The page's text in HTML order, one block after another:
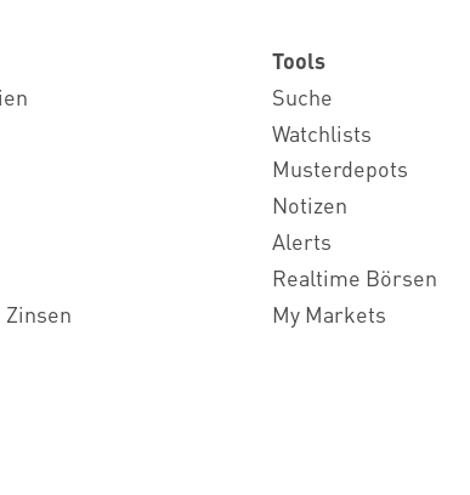
Zinsen
Tools
Suche
Watchlists
Musterdepots
Notizen
Alerts
Realtime Börsen
My Markets